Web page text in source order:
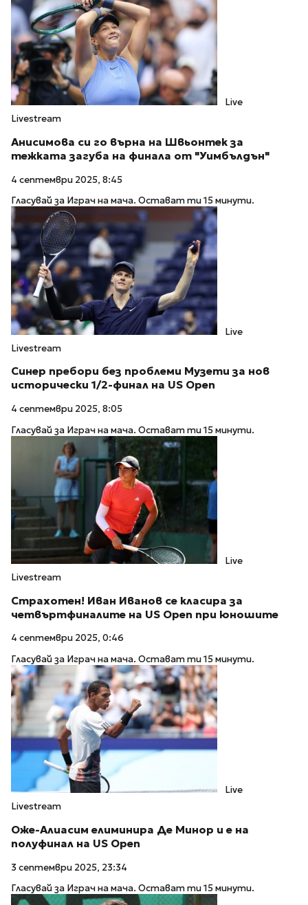
Live
Livestream
Анисимова си го върна на Швьонтек за
тежката загуба на финала от "Уимбълдън"
4 септември 2025, 8:45
Гласувай за Играч на мача. Остават ти 15 минути.
Live
Livestream
Синер пребори без проблеми Музети за нов
исторически 1/2-финал на US Open
4 септември 2025, 8:05
Гласувай за Играч на мача. Остават ти 15 минути.
Live
Livestream
Страхотен! Иван Иванов се класира за
четвъртфиналите на US Open при юношите
4 септември 2025, 0:46
Гласувай за Играч на мача. Остават ти 15 минути.
Live
Livestream
Оже-Алиасим елиминира Де Минор и е на
полуфинал на US Open
3 септември 2025, 23:34
Гласувай за Играч на мача. Остават ти 15 минути.